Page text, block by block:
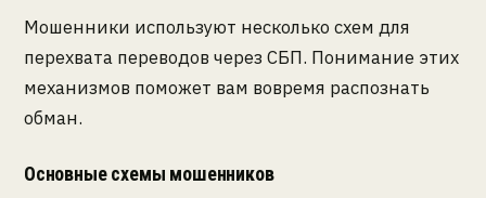
Мошенники используют несколько схем для
перехвата переводов через СБП. Понимание этих
механизмов поможет вам вовремя распознать
обман.
Основные схемы мошенников